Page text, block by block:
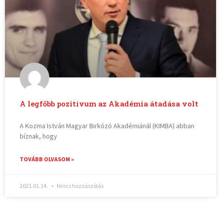
A legfőbb pozitívum az Akadémia átadása volt
A Kozma István Magyar Birkózó Akadémiánál (KIMBA) abban
bíznak, hogy
TOVÁBB OLVASOM »
2021.01.14. Nincs hozzászólás